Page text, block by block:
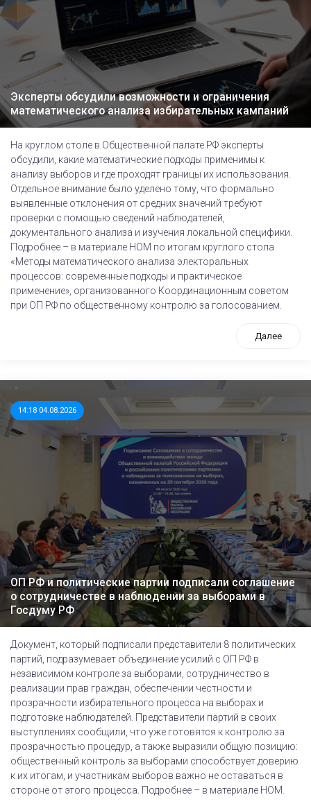
Эксперты обсудили возможности и ограничения
математического анализа избирательных кампаний
На круглом столе в Общественной палате РФ эксперты
обсудили, какие математические подходы применимы к
анализу выборов и где проходят границы их использования.
Отдельное внимание было уделено тому, что формально
выявленные отклонения от средних значений требуют
проверки с помощью сведений наблюдателей,
документального анализа и изучения локальной специфики.
Подробнее – в материале НОМ по итогам круглого стола
«Методы математического анализа электоральных
процессов: современные подходы и практическое
применение», организованного Координационным советом
при ОП РФ по общественному контролю за голосованием.
Далее
14:18 04.08.2026
ОП РФ и политические партии подписали соглашение
о сотрудничестве в наблюдении за выборами в
Госдуму РФ
Документ, который подписали представители 8 политических
партий, подразумевает объединение усилий с ОП РФ в
независимом контроле за выборами, сотрудничество в
реализации прав граждан, обеспечении честности и
прозрачности избирательного процесса на выборах и
подготовке наблюдателей. Представители партий в своих
выступлениях сообщили, что уже готовятся к контролю за
прозрачностью процедур, а также выразили общую позицию:
общественный контроль за выборами способствует доверию
к их итогам, и участникам выборов важно не оставаться в
стороне от этого процесса. Подробнее – в материале НОМ.